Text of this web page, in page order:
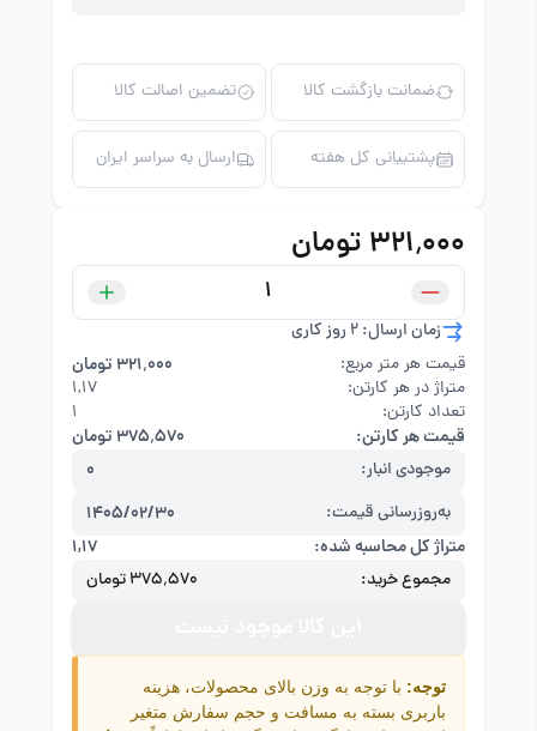
ضمانت بازگشت کالا تضمین اصالت کالا
پشتیبانی کل هفته ارسال به سراسر ایران
۳۲۱٬۰۰۰ تومان
زمان ارسال: 2 روز کاری
قیمت هر متر مربع:
۳۲۱٬۰۰۰ تومان
متراژ در هر کارتن:
۱,۱۷
تعداد کارتن:
1
قیمت هر کارتن: ۳۷۵٬۵۷۰ تومان
موجودی انبار: 0
به‌روزرسانی قیمت:
1405/02/30
متراژ کل محاسبه شده:
۱,۱۷
مجموع خرید: ۳۷۵٬۵۷۰ تومان
توجه: با توجه به وزن بالای محصولات، هزینه
باربری بسته به مسافت و حجم سفارش متغیر